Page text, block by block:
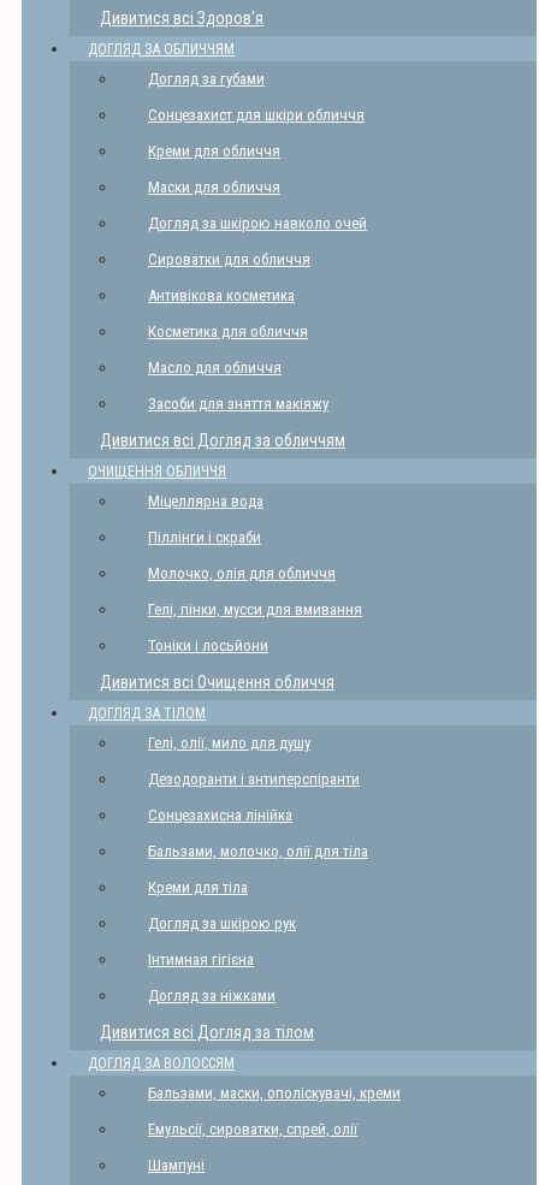
Дивитися всі Здоров'я
ДОГЛЯД ЗА ОБЛИЧЧЯМ
Догляд за губами
Сонцезахист для шкіри обличчя
Креми для обличчя
Маски для обличчя
Догляд за шкірою навколо очей
Сироватки для обличчя
Антивікова косметика
Косметика для обличчя
Масло для обличчя
Засоби для зняття макіяжу
Дивитися всі Догляд за обличчям
ОЧИЩЕННЯ ОБЛИЧЧЯ
Міцеллярна вода
Піллінги і скраби
Молочко, олія для обличчя
Гелі, пінки, мусси для вмивання
Тоніки і лосьйони
Дивитися всі Очищення обличчя
ДОГЛЯД ЗА ТІЛОМ
Гелі, олії, мило для душу
Дезодоранти і антиперспіранти
Сонцезахисна лінійка
Бальзами, молочко, олії для тіла
Креми для тіла
Догляд за шкірою рук
Інтимная гігієна
Догляд за ніжками
Дивитися всі Догляд за тілом
ДОГЛЯД ЗА ВОЛОССЯМ
Бальзами, маски, ополіскувачі, креми
Емульсії, сироватки, спрей, олії
Шампуні